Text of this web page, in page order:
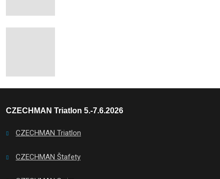
CZECHMAN Triatlon 5.-7.6.2026
CZECHMAN Triatlon
CZECHMAN Štafety